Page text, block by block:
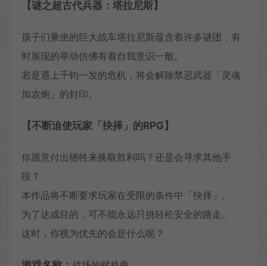
【谜之超古代兵器：塔拉尼斯】
孩子们乘坐的巨大战车塔拉尼斯蕴含着许多谜团，有
时展现的举动仿佛有着自我意识一般。
若是遇上千钧一发的危机，将会解除禁忌武器「灵魂
加农炮」的封印。
【不断迫使玩家「抉择」的RPG】
你愿意付出牺牲来换取胜利吗？还是会寻求其他手
段？
本作品将不断要求玩家在受限的条件中「抉择」。
为了达成目的，可不能永远只挑轻松安全的路走。
这时，你视为优先的会是什么呢？